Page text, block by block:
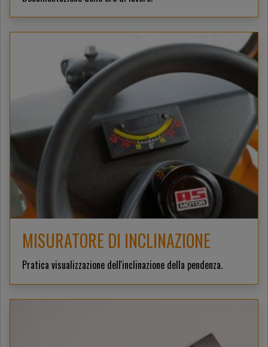
MISURATORE DI INCLINAZIONE
Pratica visualizzazione dell'inclinazione della pendenza.